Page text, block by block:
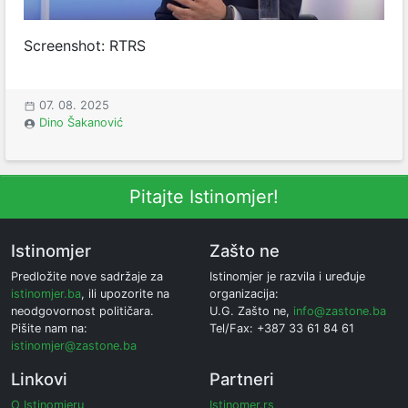
Screenshot: RTRS
07. 08. 2025
Dino Šakanović
Pitajte Istinomjer!
Istinomjer
Predložite nove sadržaje za
istinomjer.ba, ili upozorite na
neodgovornost političara.
Pišite nam na:
istinomjer@zastone.ba
Zašto ne
Istinomjer je razvila i uređuje
organizacija:
U.G. Zašto ne, info@zastone.ba
Tel/Fax: +387 33 61 84 61
Linkovi
O Istinomjeru
Partneri
Istinomer.rs